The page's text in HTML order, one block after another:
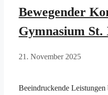
Bewegender
Gymnasium St.
21. November 2025
Beeindruckende